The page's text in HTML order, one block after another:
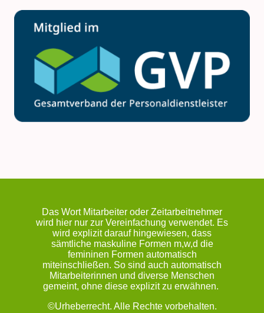
Das Wort Mitarbeiter oder Zeitarbeitnehmer
wird hier nur zur Vereinfachung verwendet. Es
wird explizit darauf hingewiesen, dass
sämtliche maskuline Formen m,w,d die
femininen Formen automatisch
miteinschließen. So sind auch automatisch
Mitarbeiterinnen und diverse Menschen
gemeint, ohne diese explizit zu erwähnen.
©Urheberrecht. Alle Rechte vorbehalten.